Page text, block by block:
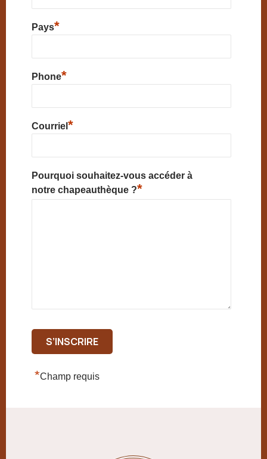
Pays*
Phone*
Courriel *
Pourquoi souhaitez-vous accéder à
notre chapeauthèque ?*
*Champ requis